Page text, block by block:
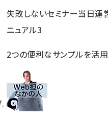
失敗しないセミナー当日運
ニュアル3
2つの便利なサンプルを活用